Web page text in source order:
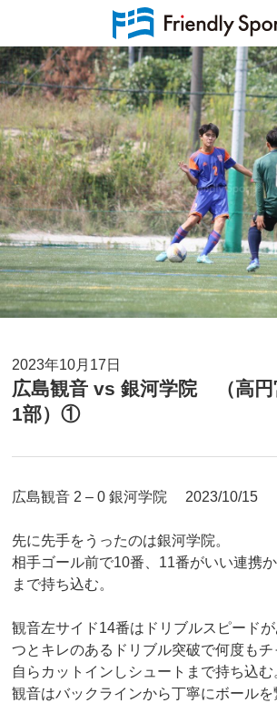
2023年10月17日
広島観音 vs 銀河学院 （高円
1部）①
広島観音 2 – 0 銀河学院 2023/10/15
先に先手をうったのは銀河学院。
相手ゴール前で10番、11番がいい連携
まで持ち込む。
観音左サイド14番はドリブルスピード
つとキレのあるドリブル突破で何度もチ
自らカットインしシュートまで持ち込む
観音はバックラインから丁寧にボール